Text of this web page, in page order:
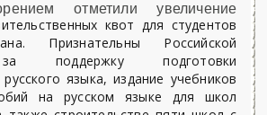
отметили увеличение
квот для студентов
Признательны Российской
поддержку подготовки
языка, издание учебников
на русском языке для школ